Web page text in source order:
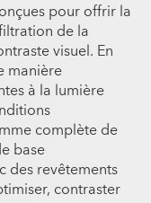
pour offrir la
de la
visuel. En
manière
à la lumière
complète de
base
des revêtements
contraster